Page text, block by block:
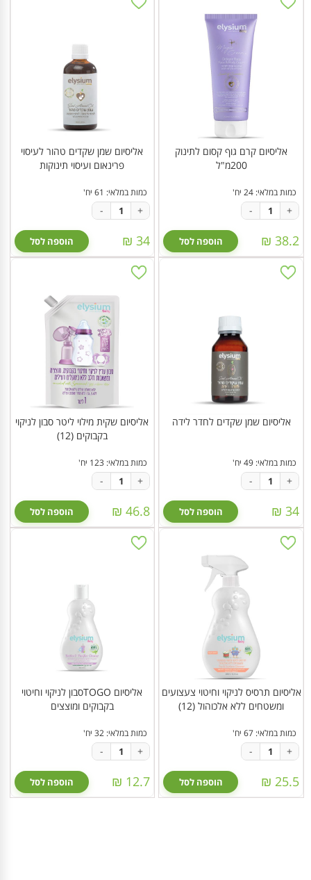
אליסיום קרם גוף קסום לתינוק
200מ"ל
כמות במלאי: 24 יח'
38.2 ₪
- +
הוספה לסל
אליסיום שמן שקדים טהור לעיסוי
פרינאום ועיסוי תינוקות
כמות במלאי: 61 יח'
34 ₪
- +
הוספה לסל
אליסיום שמן שקדים לחדר לידה
כמות במלאי: 49 יח'
34 ₪
- +
הוספה לסל
אליסיום שקית מילוי ליטר סבון לניקוי
בקבוקים (12)
כמות במלאי: 123 יח'
46.8 ₪
- +
הוספה לסל
אליסיום תרסיס לניקוי וחיטוי צעצועים
ומשטחים ללא אלכוהול (12)
כמות במלאי: 67 יח'
25.5 ₪
- +
הוספה לסל
אליסיום TOGOסבון לניקוי וחיטוי
בקבוקים ומוצצים
כמות במלאי: 32 יח'
12.7 ₪
- +
הוספה לסל